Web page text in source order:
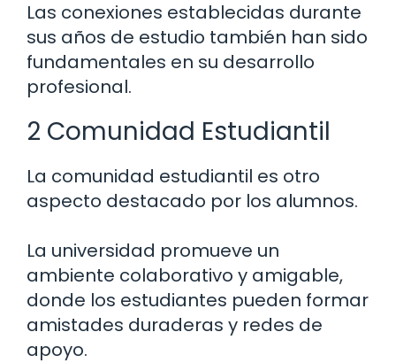
Las conexiones establecidas durante
sus años de estudio también han sido
fundamentales en su desarrollo
profesional.
2 Comunidad Estudiantil
La comunidad estudiantil es otro
aspecto destacado por los alumnos.
La universidad promueve un
ambiente colaborativo y amigable,
donde los estudiantes pueden formar
amistades duraderas y redes de
apoyo.